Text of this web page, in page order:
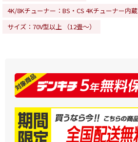
4K/8Kチューナー：BS・CS 4Kチューナー内蔵
サイズ：70V型以上 （12畳～）